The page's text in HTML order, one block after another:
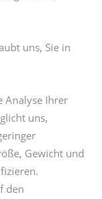
uns, Sie in
Analyse Ihrer
uns,
Gewicht und
den